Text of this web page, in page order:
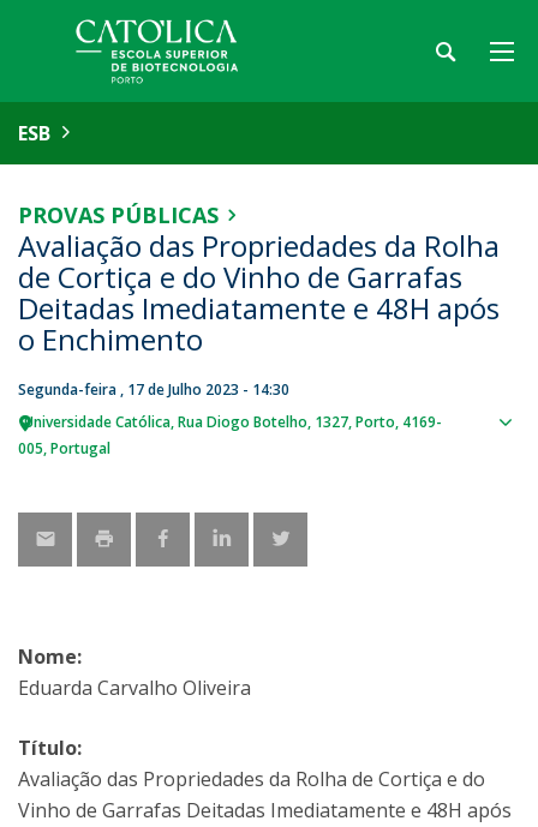
ESB
PROVAS PÚBLICAS
Avaliação das Propriedades da Rolha
de Cortiça e do Vinho de Garrafas
Deitadas Imediatamente e 48H após
o Enchimento
Segunda-feira , 17 de Julho 2023 - 14:30
Universidade Católica Rua Diogo Botelho, 1327 Porto 4169-
005 Portugal
Nome:
Eduarda Carvalho Oliveira
Título:
Avaliação das Propriedades da Rolha de Cortiça e do
Vinho de Garrafas Deitadas Imediatamente e 48H após